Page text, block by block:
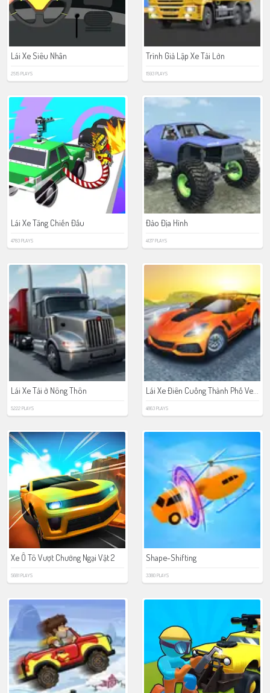
Lái Xe Siêu Nhân
2515 PLAYS
Trình Giả Lập Xe Tải Lớn
1593 PLAYS
Lái Xe Tăng Chiến Đấu
4783 PLAYS
Đảo Địa Hình
4137 PLAYS
Lái Xe Tải ở Nông Thôn
5222 PLAYS 4863 PLAYS
Xe Ô Tô Vượt Chướng Ngại Vật 2
5681 PLAYS
Shape-Shifting
3380 PLAYS